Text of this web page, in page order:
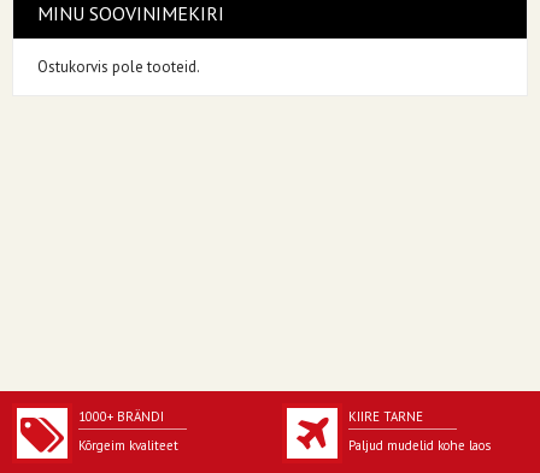
MINU SOOVINIMEKIRI
Ostukorvis pole tooteid.
1000+ BRÄNDI
Kõrgeim kvaliteet
KIIRE TARNE
Paljud mudelid kohe laos